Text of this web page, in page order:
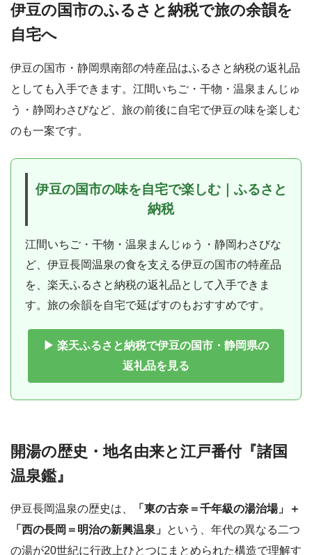
伊豆の国市のふるさと納税で旅の余韻を
自宅へ
伊豆の国市・静岡県南部の特産品はふるさと納税の返礼品
としても入手できます。江間いちご・干物・温泉まんじゅ
う・静岡わさびなど、旅の前後に自宅で伊豆の味を楽しむ
のも一案です。
伊豆の国市の味を自宅で楽しむ｜ふるさと
納税
江間いちご・干物・温泉まんじゅう・静岡わさびな
ど、伊豆長岡温泉の食を支える伊豆の国市の特産品
を、楽天ふるさと納税の返礼品として入手できま
す。旅の余韻を自宅で延ばすのもおすすめです。
▶ 楽天ふるさと納税で伊豆の国市・静岡県の
返礼品を見る
開湯の歴史・地名由来と江戸番付『諸国
温泉鑑』
伊豆長岡温泉の歴史は、
「東の古奈＝千年級の湯治場」＋
「西の長岡＝明治の新興温泉」 という、年代の異なる二つ
の湯が20世紀に行政上ひとつにまとめられた構造で理解す